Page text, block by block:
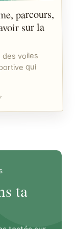
parcours,
sur la
voiles
qui
ta